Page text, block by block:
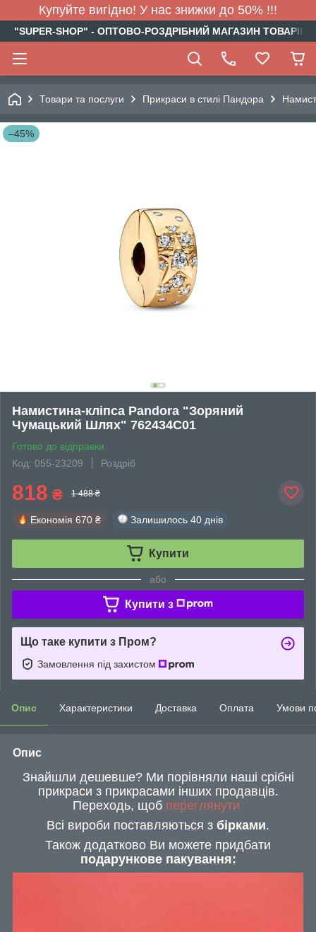
Купуйте вигідно! У нас знижки до 50% !!!
"SUPER-SHOP" - ОПТОВО-РОЗДРІБНИЙ МАГАЗИН
Товари та послуги Прикраси в стилі Пандора
–45%
Намистина-кліпса Pandora "Зоряний
Чумацький Шлях" 762434C01
Готово до відправки
Код: 055-23209
Роздріб
818 ₴ 1 488 ₴
Економія 670 ₴ Залишилось 40 днів
Купити
або
Купити з
Що таке купити з Пром?
Замовлення під захистом
Опис Характеристики Доставка Оплата Умови
Опис
Знайшли дешевше? Ми порівняли наші срібні
прикраси з прикрасами інших продавців.
Переходь, щоб переглянути
Всі вироби поставляються з бірками.
Також додатково Ви можете придбати
подарункове пакування: